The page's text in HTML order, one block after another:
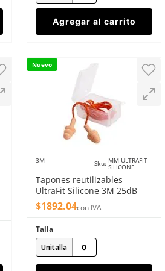
Agregar al carrito
Nuevo
3M Sku: MM-ULTRAFIT-
SILICONE
Tapones reutilizables
UltraFit Silicone 3M 25dB
c/cordón naranja (100 pzs)
$1892.04con IVA
Talla
Unitalla